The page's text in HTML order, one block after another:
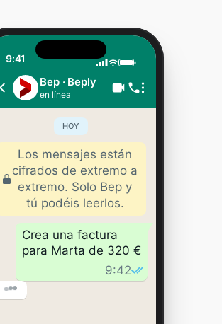
9:41
Bep · Beply
en línea
HOY
Los mensajes están
cifrados de extremo a
extremo. Solo Bep y
tú podéis leerlos.
Crea una factura
para Marta de 320 €
9:42
factura en PDF para
que la revises antes